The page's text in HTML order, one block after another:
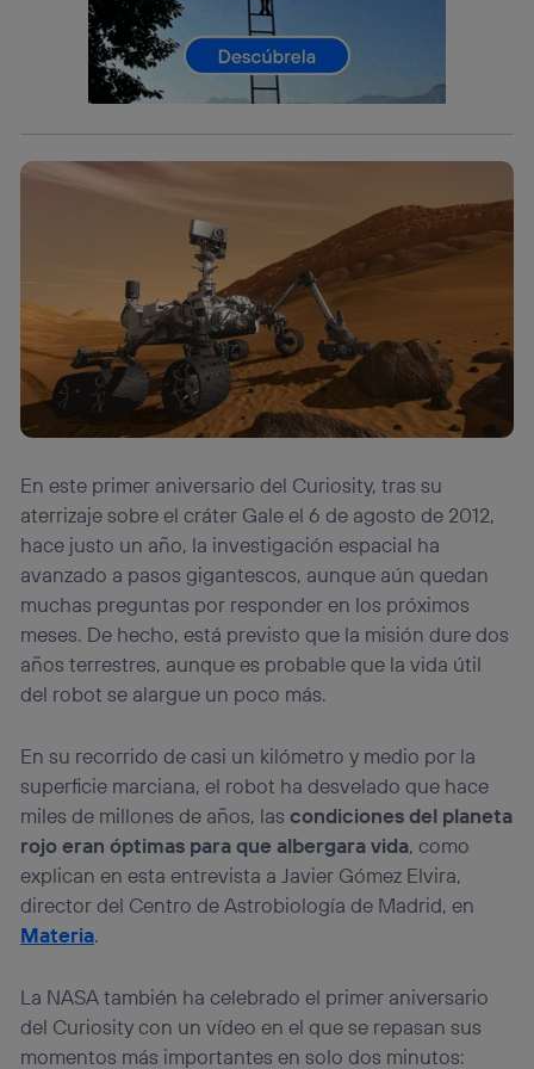
En este primer aniversario del Curiosity, tras su
aterrizaje sobre el cráter Gale el 6 de agosto de 2012,
hace justo un año, la investigación espacial ha
avanzado a pasos gigantescos, aunque aún quedan
muchas preguntas por responder en los próximos
meses. De hecho, está previsto que la misión dure dos
años terrestres, aunque es probable que la vida útil
del robot se alargue un poco más.
En su recorrido de casi un kilómetro y medio por la
superficie marciana, el robot ha desvelado que hace
miles de millones de años, lascondiciones del planeta
rojo eran óptimas para que albergara vida, como
explican en esta entrevista a Javier Gómez Elvira,
director del Centro de Astrobiología de Madrid, en
Materia.
La NASA también ha celebrado el primer aniversario
del Curiosity con un vídeo en el que se repasan sus
momentos más importantes en solo dos minutos:
lo que cualquier persona que conecte su dispositivo y
consienta el uso de la tecnología recibirá el mismo
identificador. Típicamente:
Si utilizas una
conexión de banda ancha
(p. ej., Wi-Fi),
el marketing o análisis se realizará en función de las
actividades de navegación de los miembros del hogar
Si utilizas
personalizado, ya que se basará únicamente en la
navegación del usuario del móvil.
Puedes gestionar los consentimientos Utiq seleccionando
“Administrar Utiq” en la parte inferior de esta página web o
visitando el portal de privacidad de Utiq
(“consenthub”) . Para más información, consulta
la política de privacidad de Utiq